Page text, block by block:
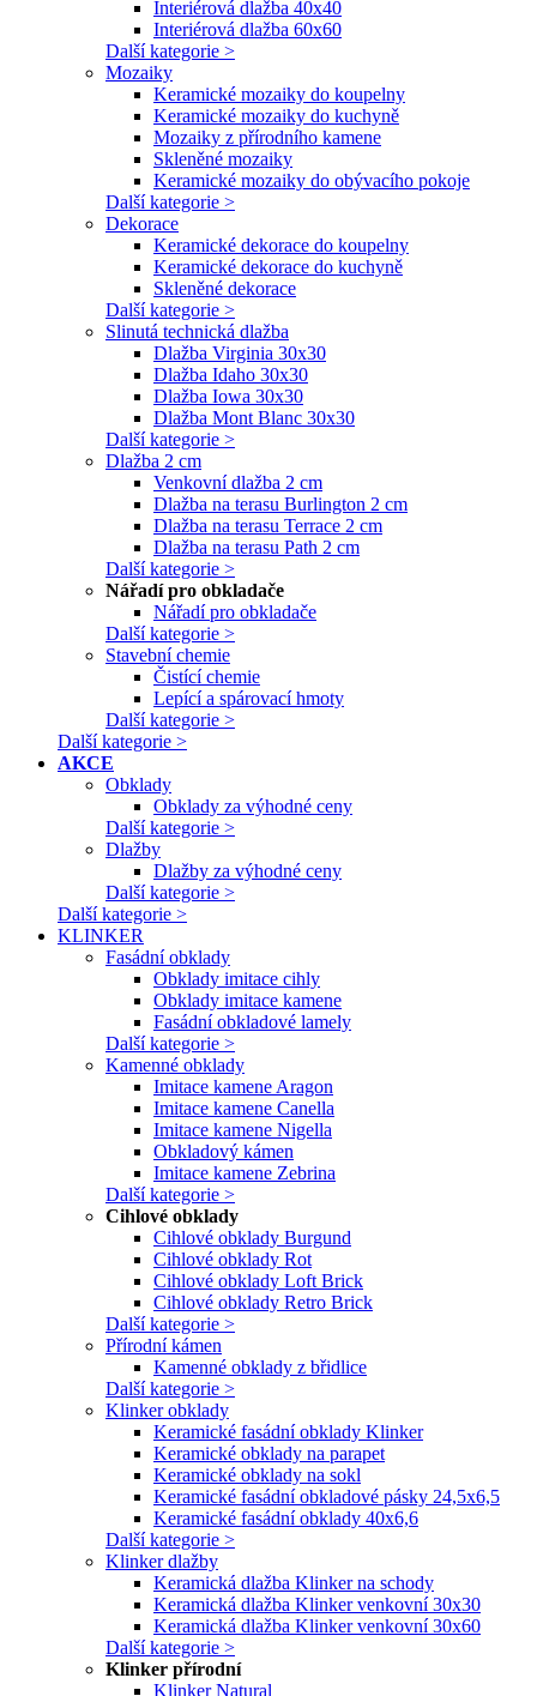
Interiérová dlažba 40x40
Interiérová dlažba 60x60
Další kategorie >
Mozaiky
Keramické mozaiky do koupelny
Keramické mozaiky do kuchyně
Mozaiky z přírodního kamene
Skleněné mozaiky
Keramické mozaiky do obývacího pokoje
Další kategorie >
Dekorace
Keramické dekorace do koupelny
Keramické dekorace do kuchyně
Skleněné dekorace
Další kategorie >
Slinutá technická dlažba
Dlažba Virginia 30x30
Dlažba Idaho 30x30
Dlažba Iowa 30x30
Dlažba Mont Blanc 30x30
Další kategorie >
Dlažba 2 cm
Venkovní dlažba 2 cm
Dlažba na terasu Burlington 2 cm
Dlažba na terasu Terrace 2 cm
Dlažba na terasu Path 2 cm
Další kategorie >
Nářadí pro obkladače
Nářadí pro obkladače
Další kategorie >
Stavební chemie
Čistící chemie
Lepící a spárovací hmoty
Další kategorie >
Další kategorie >
AKCE
Obklady
Obklady za výhodné ceny
Další kategorie >
Dlažby
Dlažby za výhodné ceny
Další kategorie >
Další kategorie >
KLINKER
Fasádní obklady
Obklady imitace cihly
Obklady imitace kamene
Fasádní obkladové lamely
Další kategorie >
Kamenné obklady
Imitace kamene Aragon
Imitace kamene Canella
Imitace kamene Nigella
Obkladový kámen
Imitace kamene Zebrina
Další kategorie >
Cihlové obklady
Cihlové obklady Burgund
Cihlové obklady Rot
Cihlové obklady Loft Brick
Cihlové obklady Retro Brick
Další kategorie >
Přírodní kámen
Kamenné obklady z břidlice
Další kategorie >
Klinker obklady
Keramické fasádní obklady Klinker
Keramické obklady na parapet
Keramické obklady na sokl
Keramické fasádní obkladové pásky 24,5x6,5
Keramické fasádní obklady 40x6,6
Další kategorie >
Klinker dlažby
Keramická dlažba Klinker na schody
Keramická dlažba Klinker venkovní 30x30
Keramická dlažba Klinker venkovní 30x60
Další kategorie >
Klinker přírodní
Klinker Natural